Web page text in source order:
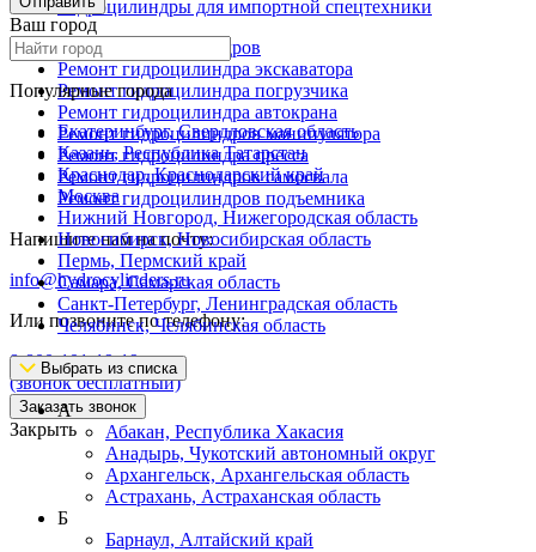
Гидроцилиндры для импортной спецтехники
Ремонт гидроцилиндров
Ремонт гидроцилиндра экскаватора
Ремонт гидроцилиндра погрузчика
Ремонт гидроцилиндра автокрана
Ремонт гидроцилиндров манипулятора
Ремонт гидроцилиндра пресса
Ремонт гидроцилиндров самосвала
Ремонт гидроцилиндров подъемника
Напишите нам на почту:
info@hydrocylinders.ru
Или позвоните по телефону:
8-800-101-19-19
(звонок бесплатный)
Заказать звонок
Закрыть
Ваш город
Популярные города
Екатеринбург, Свердловская область
Казань, Республика Татарстан
Краснодар, Краснодарский край
Москва
Нижний Новгород, Нижегородская область
Новосибирск, Новосибирская область
Пермь, Пермский край
Самара, Самарская область
Санкт-Петербург, Ленинградская область
Челябинск, Челябинская область
Выбрать из списка
А
Абакан, Республика Хакасия
Анадырь, Чукотский автономный округ
Архангельск, Архангельская область
Астрахань, Астраханская область
Б
Барнаул, Алтайский край